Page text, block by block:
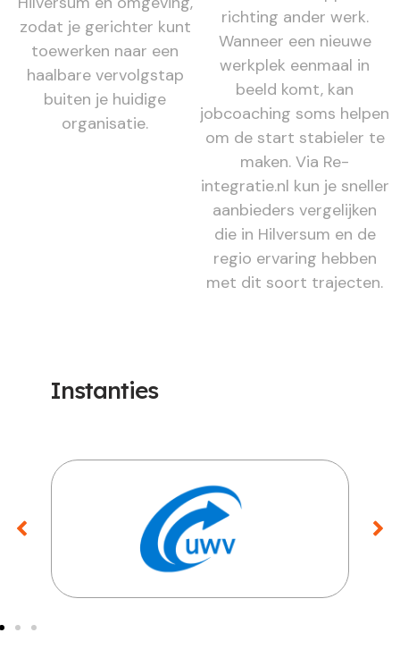
zodat je gerichter kunt
toewerken naar een
haalbare vervolgstap
buiten je huidige
organisatie.
richting ander werk.
Wanneer een nieuwe
werkplek eenmaal in
beeld komt, kan
jobcoaching soms helpen
om de start stabieler te
maken. Via Re-
integratie.nl kun je sneller
aanbieders vergelijken
die in Hilversum en de
regio ervaring hebben
met dit soort trajecten.
Instanties